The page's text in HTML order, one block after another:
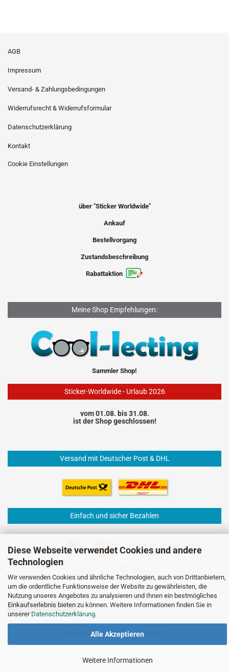
Diese Webseite verwendet Cookies und andere
Technologien
Wir verwenden Cookies und ähnliche Technologien, auch von Drittanbietern,
um die ordentliche Funktionsweise der Website zu gewährleisten, die
Nutzung unseres Angebotes zu analysieren und Ihnen ein bestmögliches
Einkaufserlebnis bieten zu können. Weitere Informationen finden Sie in
unserer Datenschutzerklärung.
Alle Akzeptieren
Weitere Informationen
AGB
Impressum
Versand- & Zahlungsbedingungen
Widerrufsrecht & Widerrufsformular
Datenschutzerklärung
Kontakt
Cookie Einstellungen
über "Sticker Worldwide"
Ankauf
Bestellvorgang
Zustandsbeschreibung
Rabattaktion
Meine Shop Empfehlungen:
Sammler Shop!
Sticker-Worldwide - Urlaub 2026
vom 01.08. bis 31.08.
ist der Shop geschlossen!
Versand mit Deutscher Post & DHL
Einfach und sicher Bezahlen
Vertrag widerrufen
Internetshopby Gambio.de © 2026